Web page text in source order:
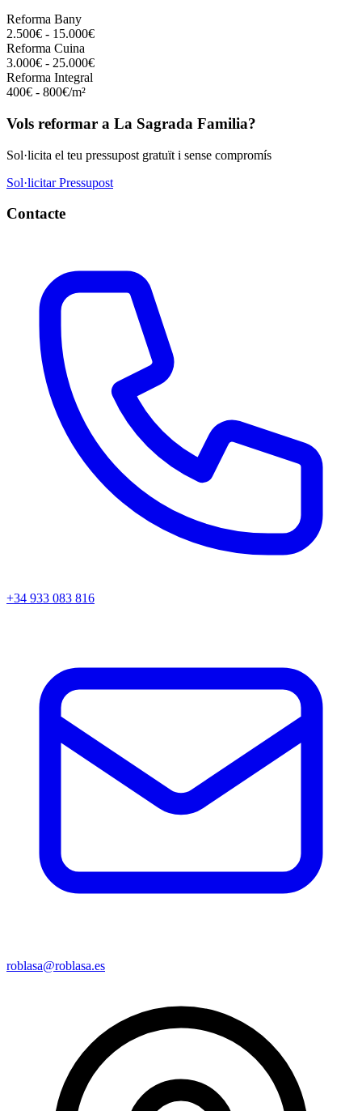
Reforma Bany
2.500€ - 15.000€
Reforma Cuina
3.000€ - 25.000€
Reforma Integral
400€ - 800€/m²
Vols reformar a La Sagrada Familia?
Sol·licita el teu pressupost gratuït i sense compromís
Sol·licitar Pressupost
Contacte
+34 933 083 816
roblasa@roblasa.es